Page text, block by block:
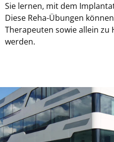
Sie lernen, mit dem
Diese Reha-Übungen
Therapeuten sowie allein
werden.